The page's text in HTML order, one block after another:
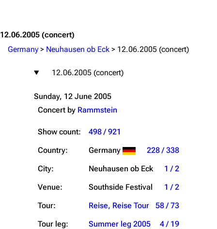
12.06.2005 (concert)
Germany > Neuhausen ob Eck > 12.06.2005 (concert)
12.06.2005 (concert)
Sunday, 12 June 2005
Concert by Rammstein
Show count:
498 / 921
Country:
Germany
228 / 338
City:
Neuhausen ob Eck
1 / 2
Venue:
Southside Festival
1 / 2
Tour:
Reise, Reise Tour
58 / 73
Tour leg:
Summer leg 2005
4 / 19